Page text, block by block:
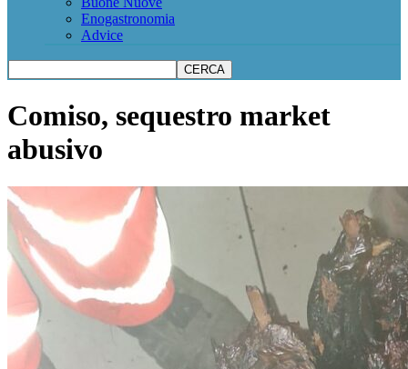
Enogastronomia
Advice
Comiso, sequestro market
abusivo